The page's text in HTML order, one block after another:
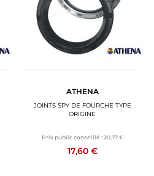
ATHENA
JOINTS SPY DE FOURCHE TYPE
ORIGINE
Prix public conseillé : 20,77 €
17,60 €